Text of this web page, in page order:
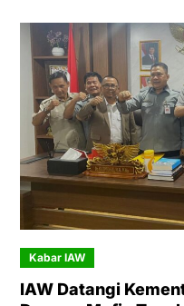
Kabar IAW
IAW Datangi